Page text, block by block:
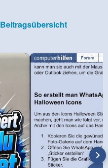
Beitragsübersicht